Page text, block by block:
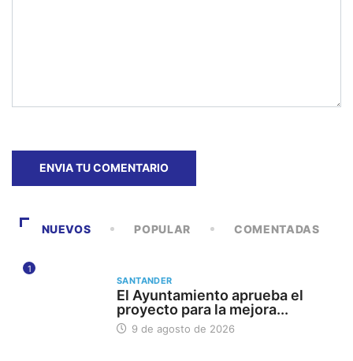
NUEVOS POPULAR COMENTADAS
1
SANTANDER
El Ayuntamiento aprueba el
proyecto para la mejora...
9 de agosto de 2026